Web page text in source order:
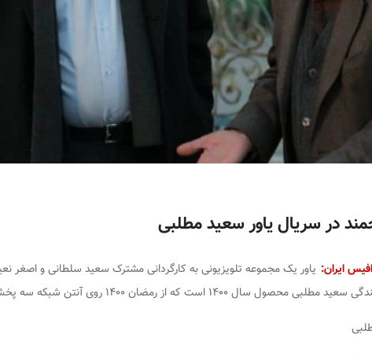
در سریال یاور سعید مطلبی
ایران: یاور یک مجموعه تلویزیونی به کارگردانی مشترک سعید سلطانی و اصغر
سال ۱۴۰۰ است که از رمضان ۱۴۰۰ روی آنتن شبکه سه پخش شد.